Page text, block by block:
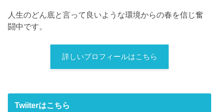
人生のどん底と言って良いような環境からの春を信じ奮
闘中です。
詳しいプロフィールはこちら
Twiiterはこちら